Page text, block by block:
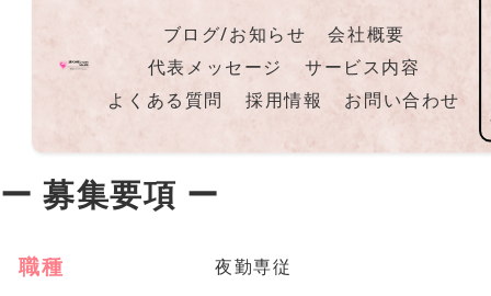
ブログ/お知らせ
会社概要
代表メッセージ
サービス内容
よくある質問
採用情報 お問い合わせ
ー 募集要項 ー
職種 夜勤専従